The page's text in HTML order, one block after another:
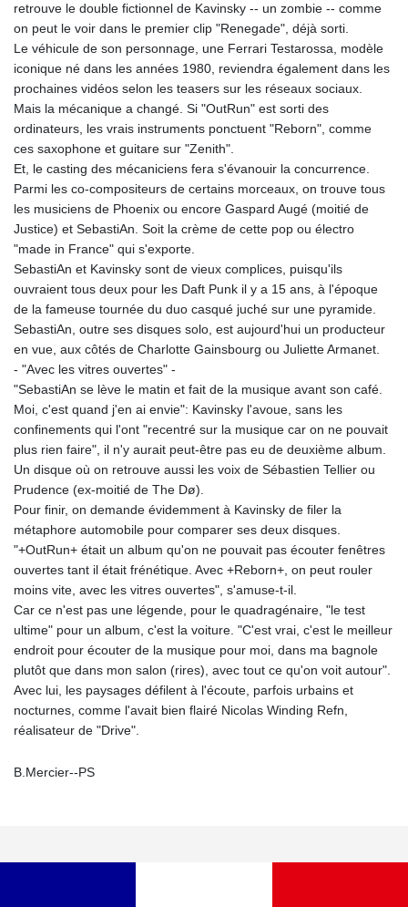
retrouve le double fictionnel de Kavinsky -- un zombie -- comme
on peut le voir dans le premier clip "Renegade", déjà sorti.
Le véhicule de son personnage, une Ferrari Testarossa, modèle
iconique né dans les années 1980, reviendra également dans les
prochaines vidéos selon les teasers sur les réseaux sociaux.
Mais la mécanique a changé. Si "OutRun" est sorti des
ordinateurs, les vrais instruments ponctuent "Reborn", comme
ces saxophone et guitare sur "Zenith".
Et, le casting des mécaniciens fera s'évanouir la concurrence.
Parmi les co-compositeurs de certains morceaux, on trouve tous
les musiciens de Phoenix ou encore Gaspard Augé (moitié de
Justice) et SebastiAn. Soit la crème de cette pop ou électro
"made in France" qui s'exporte.
SebastiAn et Kavinsky sont de vieux complices, puisqu'ils
ouvraient tous deux pour les Daft Punk il y a 15 ans, à l'époque
de la fameuse tournée du duo casqué juché sur une pyramide.
SebastiAn, outre ses disques solo, est aujourd'hui un producteur
en vue, aux côtés de Charlotte Gainsbourg ou Juliette Armanet.
- "Avec les vitres ouvertes" -
"SebastiAn se lève le matin et fait de la musique avant son café.
Moi, c'est quand j'en ai envie": Kavinsky l'avoue, sans les
confinements qui l'ont "recentré sur la musique car on ne pouvait
plus rien faire", il n'y aurait peut-être pas eu de deuxième album.
Un disque où on retrouve aussi les voix de Sébastien Tellier ou
Prudence (ex-moitié de The Dø).
Pour finir, on demande évidemment à Kavinsky de filer la
métaphore automobile pour comparer ses deux disques.
"+OutRun+ était un album qu'on ne pouvait pas écouter fenêtres
ouvertes tant il était frénétique. Avec +Reborn+, on peut rouler
moins vite, avec les vitres ouvertes", s'amuse-t-il.
Car ce n'est pas une légende, pour le quadragénaire, "le test
ultime" pour un album, c'est la voiture. "C'est vrai, c'est le meilleur
endroit pour écouter de la musique pour moi, dans ma bagnole
plutôt que dans mon salon (rires), avec tout ce qu'on voit autour".
Avec lui, les paysages défilent à l'écoute, parfois urbains et
nocturnes, comme l'avait bien flairé Nicolas Winding Refn,
réalisateur de "Drive".
B.Mercier--PS